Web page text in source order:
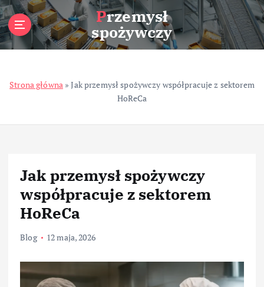
S
k
i
p
t
Przemysł
spożywczy
Strona główna »Jak przemysł spożywczy współpracuje z sektorem
HoReCa
Jak przemysł spożywczy
współpracuje z sektorem
HoReCa
Blog 12 maja, 2026